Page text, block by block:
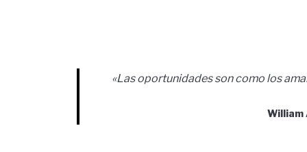
«Las oportunidades son como los
William